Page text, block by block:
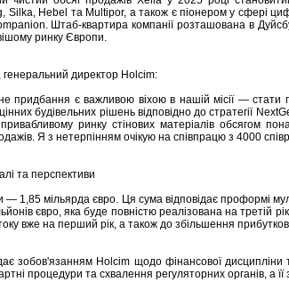
Silka, Hebel та Multipor, а також є піонером у сфері
Штаб-квартира компанії розташована в
ринку Європи.
генеральний директор Holcim:
придбання є важливою віхою в нашій місії — стати
будівельних рішень відповідно до стратегії
ринку стінових матеріалів обсягом
Я з нетерпінням очікую на співпрацю з 4000
та перспективи
— 1,85 мільярда євро. Ця сума відповідає проформі
євро, яка буде повністю реалізована на третій
вже на перший рік, а також до збільшення
зобов'язанням Holcim щодо фінансової
процедури та схвалення регуляторних органів, а